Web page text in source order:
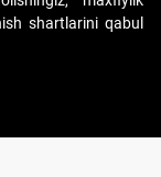
shartlarini qabul